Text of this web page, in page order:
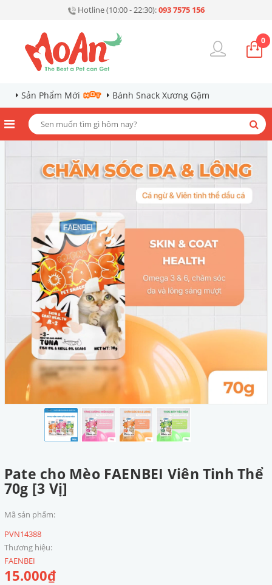
Hotline (10:00 - 22:30):093 7575 156
0
Sản Phẩm Mới Bánh Snack Xương Gặm
Pate cho Mèo FAENBEI Viên Tinh Thể
70g [3 Vị]
Mã sản phẩm:
PVN14388
Thương hiệu:
FAENBEI
15.000₫